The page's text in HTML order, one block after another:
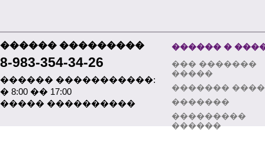
������ ���������
8-983-354-34-26
������ �����������:
� 8:00 �� 17:00
����� ����������
������ �
��� �������
�����
�������
�������
���������
������